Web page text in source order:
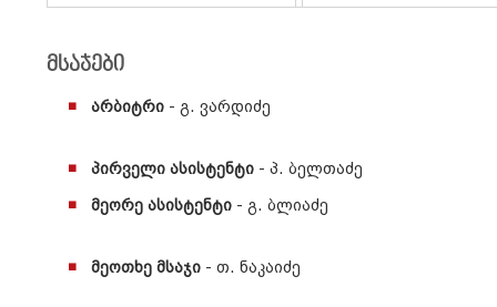
მსაჯები
არბიტრი - გ. ვარდიძე
პირველი ასისტენტი - პ. ბელთაძე
მეორე ასისტენტი - გ. ბლიაძე
მეოთხე მსაჯი - თ. ნაკაიძე